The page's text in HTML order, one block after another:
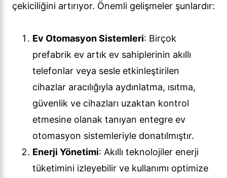
çekiciliğini artırıyor. Önemli gelişmeler şunlardır:
Ev Otomasyon Sistemleri: Birçok
prefabrik ev artık ev sahiplerinin akıllı
telefonlar veya sesle etkinleştirilen
cihazlar aracılığıyla aydınlatma, ısıtma,
güvenlik ve cihazları uzaktan kontrol
etmesine olanak tanıyan entegre ev
otomasyon sistemleriyle donatılmıştır.
Enerji Yönetimi: Akıllı teknolojiler enerji
tüketimini izleyebilir ve kullanımı optimize